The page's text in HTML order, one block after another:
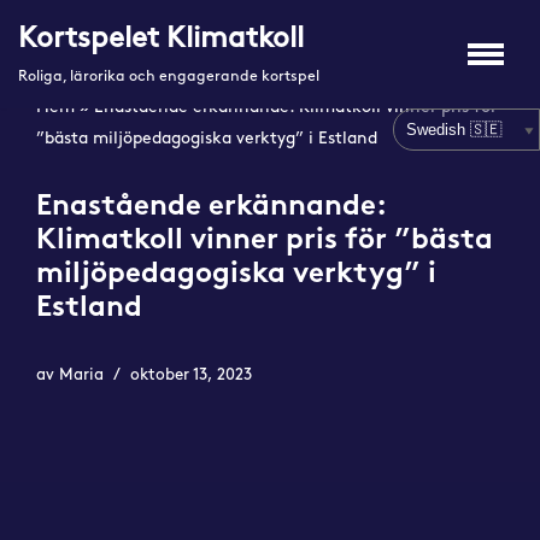
Kortspelet Klimatkoll
Roliga, lärorika och engagerande kortspel
Hem » Enastående erkännande: Klimatkoll vinner pris för
”bästa miljöpedagogiska verktyg” i Estland
Enastående erkännande:
Klimatkoll vinner pris för ”bästa
miljöpedagogiska verktyg” i
Estland
av Maria oktober 13, 2023